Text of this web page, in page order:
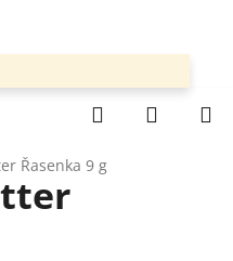
Hledat
Řasenka 9 g